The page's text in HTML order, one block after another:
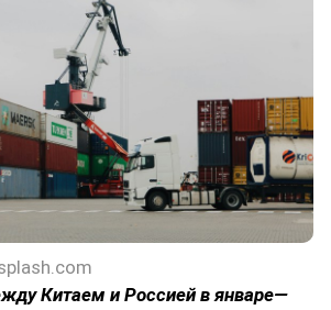
Китаем и Россией в январе—